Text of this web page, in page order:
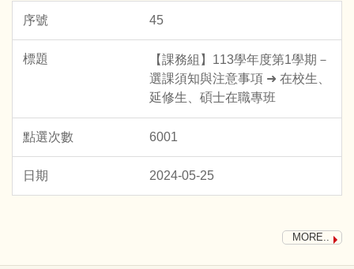
45
【課務組】113學年度第1學期－
選課須知與注意事項 ➜ 在校生、
延修生、碩士在職專班
6001
2024-05-25
MORE..